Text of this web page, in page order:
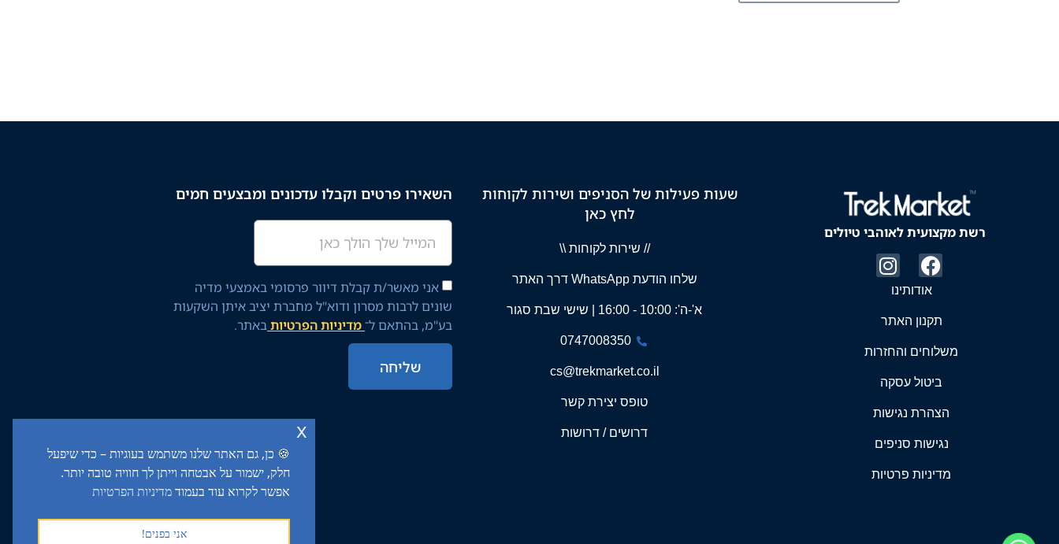
🍪 כן, גם האתר שלנו משתמש בעוגיות – כדי שיפעל
חלק, ישמור על אבטחה וייתן לך חוויה טובה יותר.
אפשר לקרוא עוד בעמודמדיניות הפרטיות
אני בפנים!
x
רשת מקצועית לאוהבי טיולים
אודותינו
תקנון האתר
משלוחים והחזרות
ביטול עסקה
הצהרת נגישות
נגישות סניפים
מדיניות פרטיות
שעות פעילות של הסניפים ושירות לקוחות
לחץ כאן
// שירות לקוחות \\
שלחו הודעת WhatsApp דרך האתר
א'-ה': 10:00 - 16:00 | שישי שבת סגור
0747008350
cs@trekmarket.co.il
טופס יצירת קשר
דרושים / דרושות
השאירו פרטים וקבלו עדכונים ומבצעים חמים
אני מאשר/ת קבלת דיוור פרסומי באמצעי מדיה
שונים לרבות מסרון ודוא"ל מחברת יציב איתן השקעות
בע"מ, בהתאם ל־מדיניות הפרטיותבאתר.
שליחה